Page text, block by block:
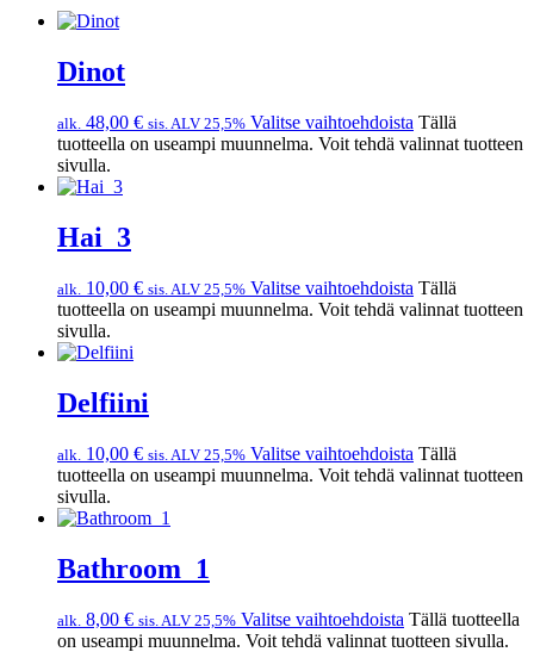
Dinot
alk. 48,00 € sis. ALV 25,5% Valitse vaihtoehdoista Tällä
tuotteella on useampi muunnelma. Voit tehdä valinnat tuotteen
sivulla.
Hai_3
alk. 10,00 € sis. ALV 25,5% Valitse vaihtoehdoista Tällä
tuotteella on useampi muunnelma. Voit tehdä valinnat tuotteen
sivulla.
Delfiini
alk. 10,00 € sis. ALV 25,5% Valitse vaihtoehdoista Tällä
tuotteella on useampi muunnelma. Voit tehdä valinnat tuotteen
sivulla.
Bathroom_1
alk. 8,00 € sis. ALV 25,5% Valitse vaihtoehdoista Tällä tuotteella
on useampi muunnelma. Voit tehdä valinnat tuotteen sivulla.